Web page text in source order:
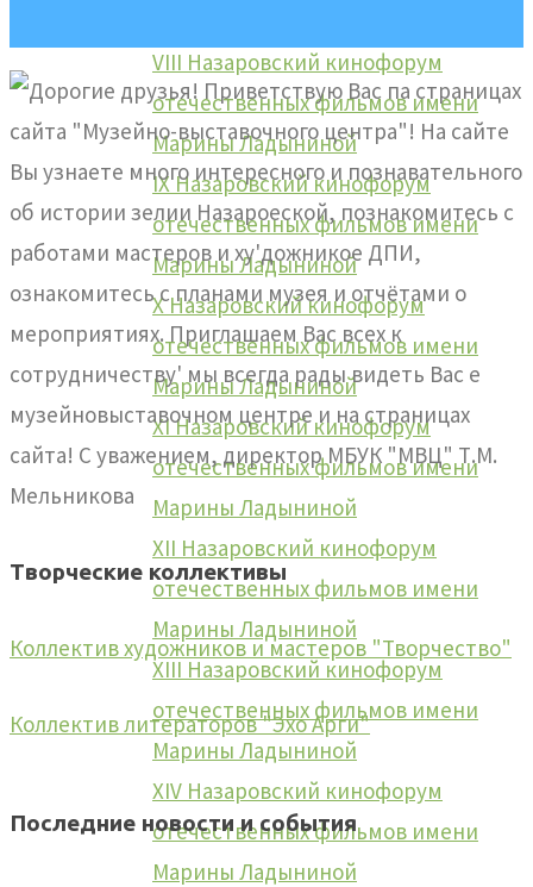
VIII Назаровский кинофорум
отечественных фильмов имени
Марины Ладыниной
IX Назаровский кинофорум
отечественных фильмов имени
Марины Ладыниной
X Назаровский кинофорум
отечественных фильмов имени
Марины Ладыниной
XI Назаровский кинофорум
отечественных фильмов имени
Марины Ладыниной
XII Назаровский кинофорум
отечественных фильмов имени
Марины Ладыниной
XIII Назаровский кинофорум
отечественных фильмов имени
Марины Ладыниной
XIV Назаровский кинофорум
отечественных фильмов имени
Марины Ладыниной
Творческие коллективы
Коллектив художников и мастеров "Творчество"
Коллектив литераторов "Эхо Арги"
Последние новости и события